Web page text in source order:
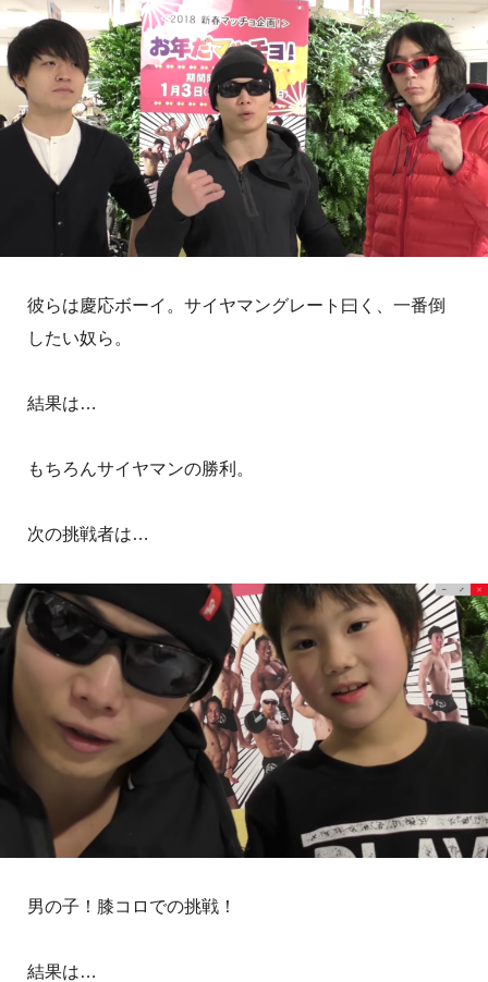
彼らは慶応ボーイ。サイヤマングレート曰く、一番倒
したい奴ら。
結果は…
もちろんサイヤマンの勝利。
次の挑戦者は…
男の子！膝コロでの挑戦！
結果は…